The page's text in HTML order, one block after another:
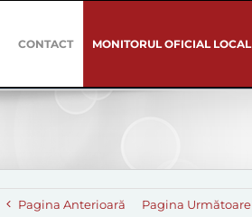
CONTACT MONITORUL OFICIAL LOCAL
Pagina Anterioară Pagina Următoare